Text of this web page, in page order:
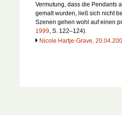
Vermutung, dass die Pendants
gemalt wurden, ließ sich nicht
Szenen gehen wohl auf einen
1999 , S. 122–124).
Nicole Hartje-Grave,